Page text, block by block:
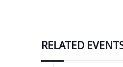
RELATED